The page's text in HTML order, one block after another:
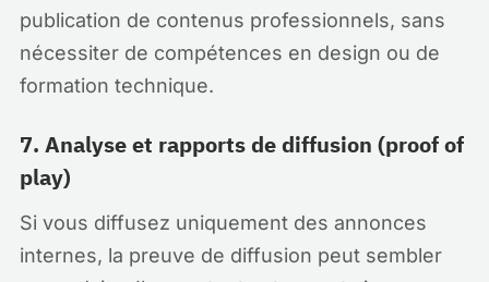
publication de contenus professionnels, sans
nécessiter de compétences en design ou de
formation technique.
7. Analyse et rapports de diffusion (proof of
play)
Si vous diffusez uniquement des annonces
internes, la preuve de diffusion peut sembler